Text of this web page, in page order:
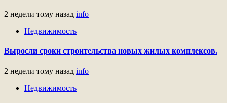
2 недели тому назад info
Недвижимость
Выросли сроки строительства новых жилых комплексов.
2 недели тому назад info
Недвижимость